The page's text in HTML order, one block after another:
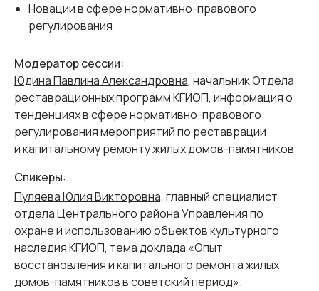
Новации в сфере нормативно-правового
регулирования
Модератор сессии:
Юдина Павлина Александровна, начальник Отдела
реставрационных программ КГИОП, информация о
тенденциях в сфере нормативно-правового
регулирования мероприятий по реставрации
и капитальному ремонту жилых домов-памятников
Спикеры:
Пуляева Юлия Викторовна, главный специалист
отдела Центрального района Управления по
охране и использованию объектов культурного
наследия КГИОП, тема доклада «Опыт
восстановления и капитального ремонта жилых
домов-памятников в советский период»;